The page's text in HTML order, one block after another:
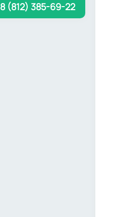
8 (812) 385-69-22